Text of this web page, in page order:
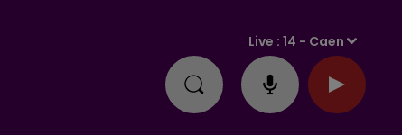
Live :14 - Caen